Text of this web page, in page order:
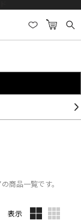
商品一覧です。
表示